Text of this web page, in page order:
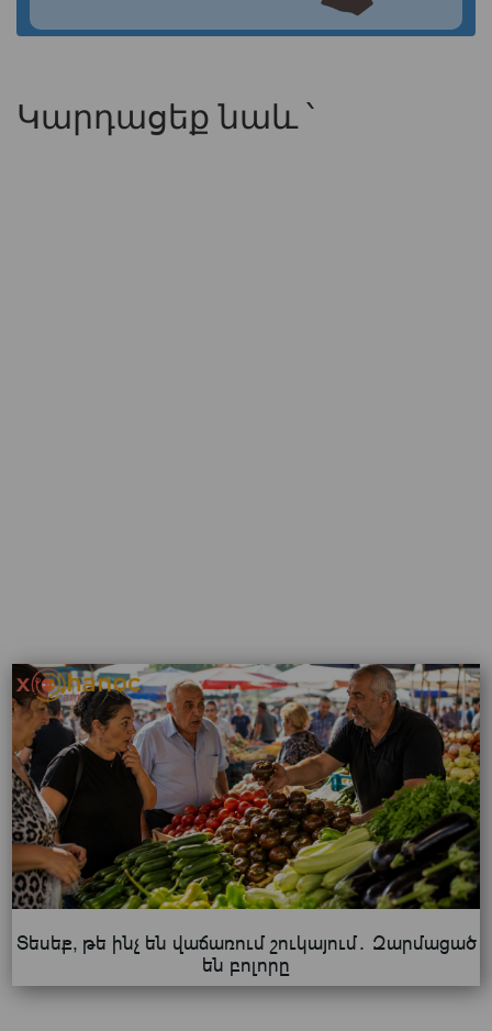
Կարդացեք նաև ՝
Տեսեք, թե ինչ են վաճառում շուկայում․ Զարմացած
են բոլորը